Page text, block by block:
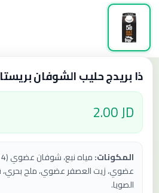
ذا بريدج حليب الشوفان بريستا
2.00 JD
المكونات:
عضوي، زيت العصفر عضوي، ملح بحري،
الصويا.